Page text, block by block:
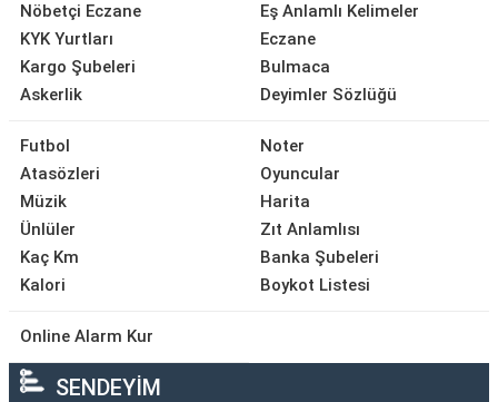
Nöbetçi Eczane
KYK Yurtları
Kargo Şubeleri
Askerlik
Eş Anlamlı Kelimeler
Eczane
Bulmaca
Deyimler Sözlüğü
Futbol
Atasözleri
Müzik
Ünlüler
Kaç Km
Kalori
Noter
Oyuncular
Harita
Zıt Anlamlısı
Banka Şubeleri
Boykot Listesi
Online Alarm Kur
SENDEYİM